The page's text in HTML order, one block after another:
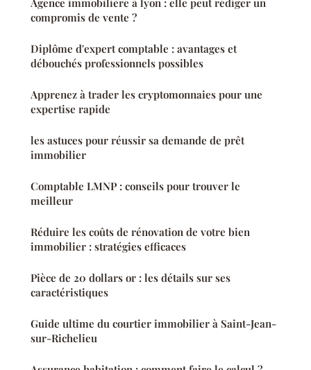
Agence immobilière à lyon : elle peut rédiger un
compromis de vente ?
Diplôme d'expert comptable : avantages et
débouchés professionnels possibles
Apprenez à trader les cryptomonnaies pour une
expertise rapide
les astuces pour réussir sa demande de prêt
immobilier
Comptable LMNP : conseils pour trouver le
meilleur
Réduire les coûts de rénovation de votre bien
immobilier : stratégies efficaces
Pièce de 20 dollars or : les détails sur ses
caractéristiques
Guide ultime du courtier immobilier à Saint-Jean-
sur-Richelieu